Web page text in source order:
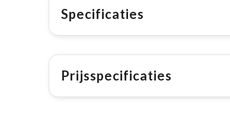
Specificaties
Prijsspecificaties